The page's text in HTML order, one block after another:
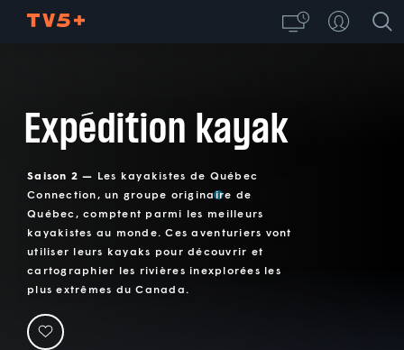
Expédition kayak
Saison 2 — Les kayakistes de Québec
Connection, un groupe originaire de
Québec, comptent parmi les meilleurs
kayakistes au monde. Ces aventuriers vont
utiliser leurs kayaks pour découvrir et
cartographier les rivières inexplorées les
plus extrêmes du Canada.